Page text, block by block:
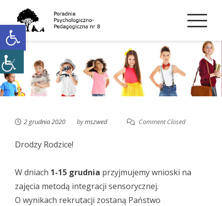
Open toolbar
content
2 grudnia 2020 bymszwed Comment Closed
Drodzy Rodzice!
W dniach 1-15 grudnia przyjmujemy wnioski na
zajęcia metodą integracji sensorycznej.
O wynikach rekrutacji zostaną Państwo